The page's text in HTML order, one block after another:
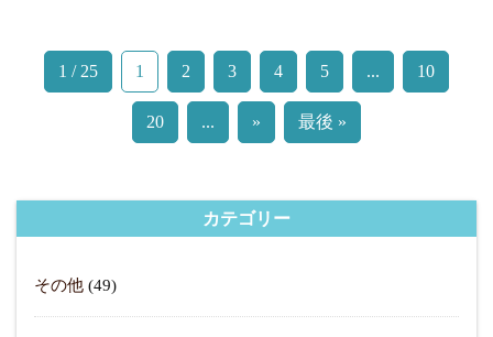
1 / 25 1 2 3 4 5 ... 10
20 ... » 最後 »
カテゴリー
その他 (49)